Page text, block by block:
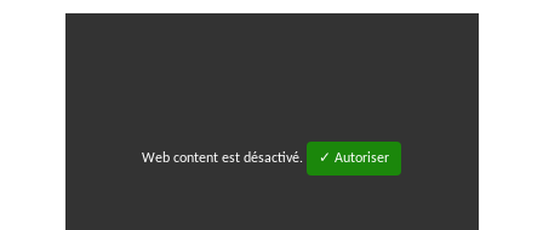
Web content est désactivé. ✓ Autoriser